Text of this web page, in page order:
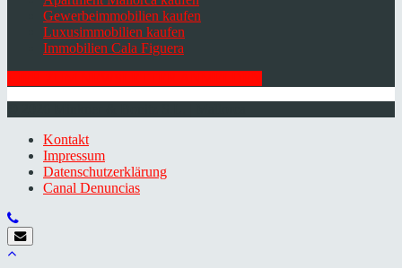
Gewerbeimmobilien kaufen
Luxusimmobilien kaufen
Immobilien Cala Figuera
Kontakt
Impressum
Datenschutzerklärung
Canal Denuncias